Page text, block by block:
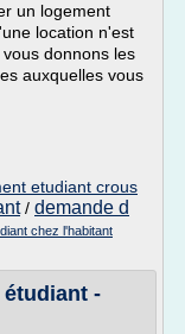
un logement
location n'est
donnons les
auxquelles vous
etudiant crous
/ demande d
chez l'habitant
-